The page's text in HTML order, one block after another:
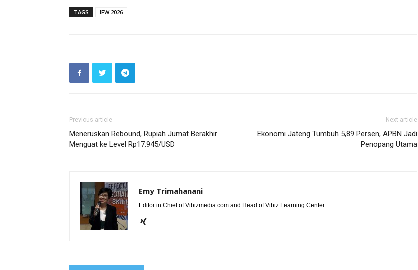
TAGS IFW 2026
Previous article
Meneruskan Rebound, Rupiah Jumat Berakhir
Menguat ke Level Rp17.945/USD
Next article
Ekonomi Jateng Tumbuh 5,89 Persen, APBN Jadi
Penopang Utama
Emy Trimahanani
Editor in Chief of Vibizmedia.com and Head of Vibiz Learning Center